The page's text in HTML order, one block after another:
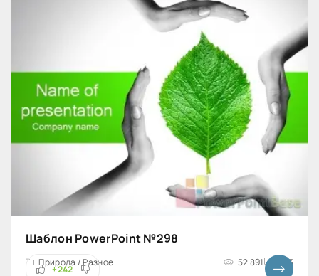
Шаблон PowerPoint №298
Природа / Разное 52 891 4x3
+242